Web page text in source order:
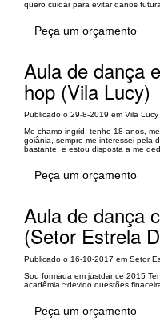
quero cuidar para evitar danos
Peça um orçamento
Aula de dança
hop (Vila Lucy)
Publicado o 29-8-2019 em Vila
Me chamo ingrid, tenho 18 anos,
goiânia, sempre me interessei pela
bastante, e estou disposta a me
Peça um orçamento
Aula de dança
(Setor Estrela
Publicado o 16-10-2017 em Setor
Sou formada em justdance 2015
acadêmia ~devido questões
Peça um orçamento